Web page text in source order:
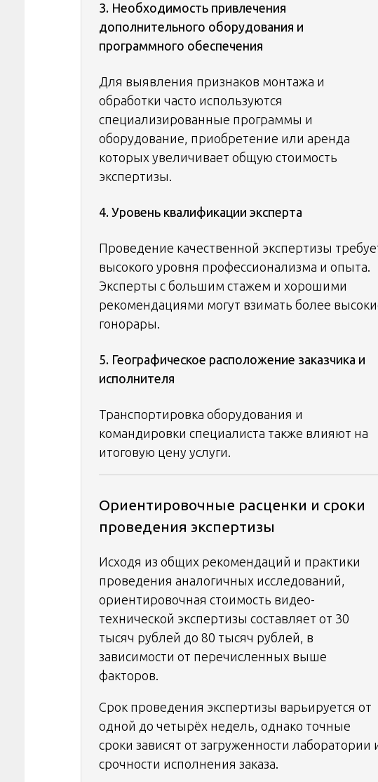
3. Необходимость привлечения
дополнительного оборудования и
программного обеспечения
Для выявления признаков монтажа и
обработки часто используются
специализированные программы и
оборудование, приобретение или аренда
которых увеличивает общую стоимость
экспертизы.
4. Уровень квалификации эксперта
Проведение качественной экспертизы
высокого уровня профессионализма и опыта.
Эксперты с большим стажем и хорошими
рекомендациями могут взимать более
гонорары.
5. Географическое расположение заказчика и
исполнителя
Транспортировка оборудования и
командировки специалиста также влияют на
итоговую цену услуги.
Ориентировочные расценки и сроки
проведения экспертизы
Исходя из общих рекомендаций и практики
проведения аналогичных исследований,
ориентировочная стоимость видео-
технической экспертизы составляет от 30
тысяч рублей до 80 тысяч рублей, в
зависимости от перечисленных выше
факторов.
Срок проведения экспертизы варьируется от
одной до четырёх недель, однако точные
сроки зависят от загруженности лаборатории
срочности исполнения заказа.